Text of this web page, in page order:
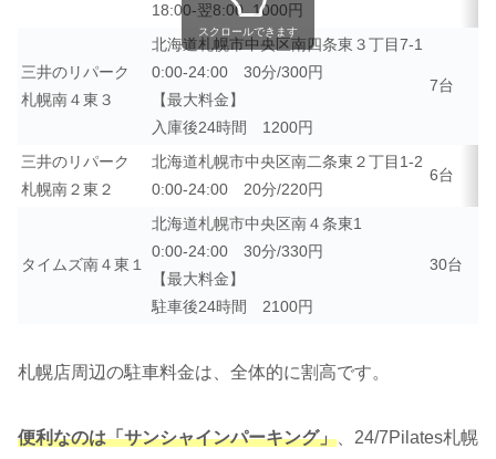
18:00-翌8:00 1000円
三井のリパーク
札幌南４東３
北海道札幌市中央区南四条東３丁目7-1
0:00-24:00 30分/300円
【最大料金】
入庫後24時間 1200円
7台
三井のリパーク
札幌南２東２
北海道札幌市中央区南二条東２丁目1-2
0:00-24:00 20分/220円
6台
タイムズ南４東１
北海道札幌市中央区南４条東1
0:00-24:00 30分/330円
【最大料金】
駐車後24時間 2100円
30台
スクロールできます
札幌店周辺の駐車料金は、全体的に割高です。
便利なのは「サンシャインパーキング」 、24/7Pilates札幌